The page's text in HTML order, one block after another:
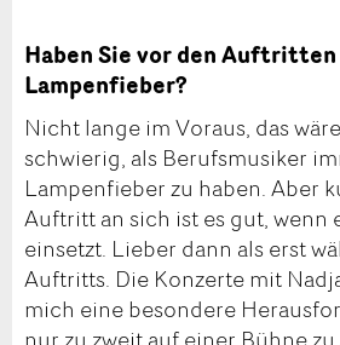
Haben Sie vor den Auftritten
Lampenfieber?
Nicht lange im Voraus, das
schwierig, als Berufsmusiker
Lampenfieber zu haben. Aber
Auftritt an sich ist es gut, wenn
einsetzt. Lieber dann als erst
Auftritts. Die Konzerte mit
mich eine besondere
nur zu zweit auf einer Bühne